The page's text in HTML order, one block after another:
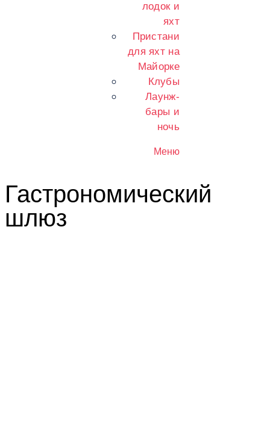
лодок и
яхт
Пристани
для яхт на
Майорке
Клубы
Лаунж-
бары и
ночь
Меню
Гастрономический
шлюз